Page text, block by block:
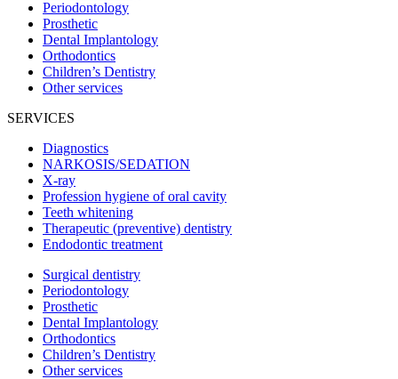
Periodontology
Prosthetic
Dental Implantology
Orthodontics
Children’s Dentistry
Other services
SERVICES
Diagnostics
NARKOSIS/SEDATION
X-ray
Profession hygiene of oral cavity
Teeth whitening
Therapeutic (preventive) dentistry
Endodontic treatment
Surgical dentistry
Periodontology
Prosthetic
Dental Implantology
Orthodontics
Children’s Dentistry
Other services